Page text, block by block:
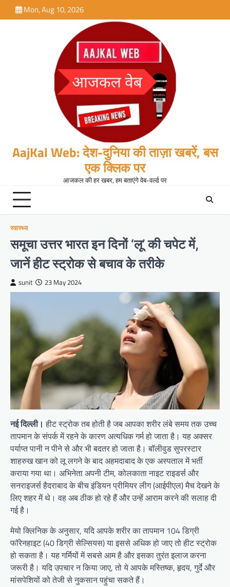
to
Mon, Aug 10, 2026
AajKal Web: देश-दुनिया की ताज़ा खबरें, बस
एक क्लिक पर
आजकल की हर खबर, हम बताएंगे वेब-वर्ल्ड पर
स्वास्थ्य
समूचा उत्तर भारत इन दिनों ‘लू’ की चपेट में,
जानें हीट स्ट्रोक से बचाव के तरीके
sunit 23 May 2024
नई दिल्ली। हीट स्ट्रोक तब होती है जब आपका शरीर लंबे समय तक उच्च
तापमान के संपर्क में रहने के कारण अत्यधिक गर्म हो जाता है। यह अक्सर
पर्याप्त पानी न पीने से और भी बदतर हो जाता है। बॉलीवुड सुपरस्टार
शाहरुख खान को लू लगने के बाद अहमदाबाद के एक अस्पताल में भर्ती
कराया गया था। अभिनेता अपनी टीम, कोलकाता नाइट राइडर्स और
सनराइजर्स हैदराबाद के बीच इंडियन प्रीमियर लीग (आईपीएल) मैच देखने के
लिए शहर में थे। वह अब ठीक हो रहे हैं और उन्हें आराम करने की सलाह दी
गई है।
मेयो क्लिनिक के अनुसार, यदि आपके शरीर का तापमान 104 डिग्री
फॉरेनहाइट (40 डिग्री सेल्सियस) या इससे अधिक हो जाए तो हीट स्ट्रोक
हो सकता है। यह गर्मियों में सबसे आम है और इसका तुरंत इलाज करना
जरूरी है। यदि उपचार न किया जाए, तो ये आपके मस्तिष्क, हृदय, गुर्दे और
मांसपेशियों को तेजी से नुकसान पहुंचा सकते हैं।